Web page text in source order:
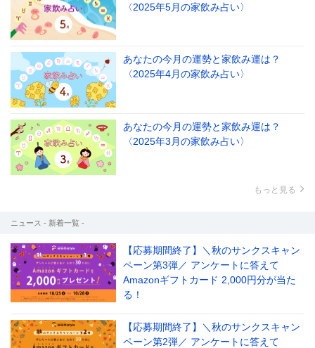
〈2025年5月の家飲み占い〉
あなたの今月の運勢と家飲み運は？
〈2025年4月の家飲み占い〉
あなたの今月の運勢と家飲み運は？
〈2025年3月の家飲み占い〉
もっと見る
ニュース - 新着一覧 -
【応募期間終了】＼秋のサンクスキャン
ペーン第3弾／ アンケートに答えて
Amazonギフトカード 2,000円分が当た
る！
【応募期間終了】＼秋のサンクスキャン
ペーン第2弾／ アンケートに答えて